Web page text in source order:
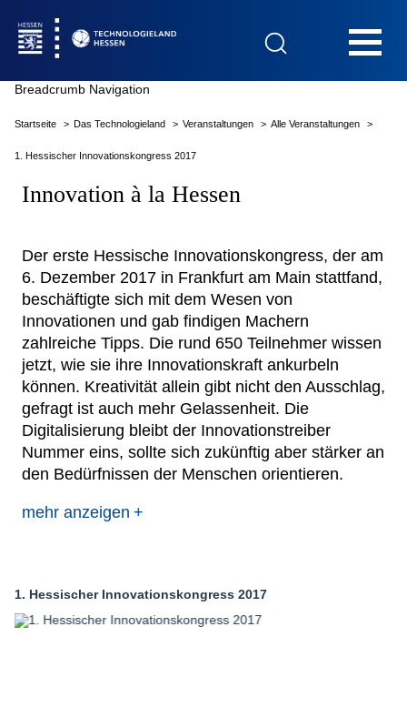
Das Technologieland
Innovationsfelder
Beratung & Förderung
Netzwerke
Breadcrumb Navigation
Startseite Das Technologieland Veranstaltungen Alle Veranstaltungen
1. Hessischer Innovationskongress 2017
Innovation à la Hessen
Der erste Hessische Innovationskongress, der am
6. Dezember 2017 in Frankfurt am Main stattfand,
beschäftigte sich mit dem Wesen von
Innovationen und gab findigen Machern
zahlreiche Tipps. Die rund 650 Teilnehmer wissen
jetzt, wie sie ihre Innovationskraft ankurbeln
können. Kreativität allein gibt nicht den Ausschlag,
gefragt ist auch mehr Gelassenheit. Die
Digitalisierung bleibt der Innovationstreiber
Nummer eins, sollte sich zukünftig aber stärker an
den Bedürfnissen der Menschen orientieren.
mehr anzeigen
1. Hessischer Innovationskongress 2017